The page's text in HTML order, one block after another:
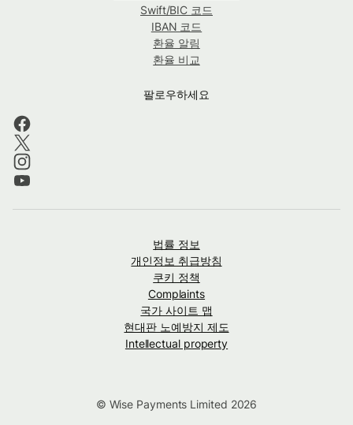
Swift/BIC 코드
IBAN 코드
환율 알림
환율 비교
팔로우하세요
법률 정보
개인정보 취급방침
쿠키 정책
Complaints
국가 사이트 맵
현대판 노예방지 제도
Intellectual property
© Wise Payments Limited 2026